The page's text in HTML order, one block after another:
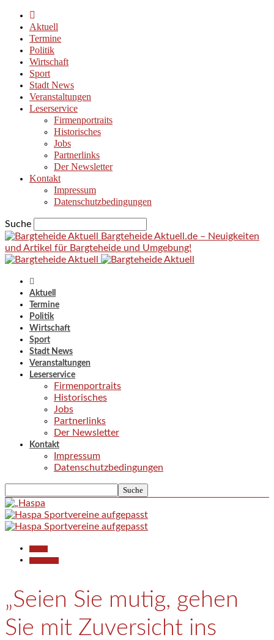
Aktuell
Termine
Politik
Wirtschaft
Sport
Stadt News
Veranstaltungen
Leserservice
Firmenportraits
Historisches
Jobs
Partnerlinks
Der Newsletter
Kontakt
Impressum
Datenschutzbedingungen
Suche
Bargteheide Aktuell.de – Neuigkeiten
und Artikel für Bargteheide und Umgebung!
Aktuell
Termine
Politik
Wirtschaft
Sport
Stadt News
Veranstaltungen
Leserservice
Firmenportraits
Historisches
Jobs
Partnerlinks
Der Newsletter
Kontakt
Impressum
Datenschutzbedingungen
„Seien Sie mutig, gehen
Sie mit Zuversicht ins